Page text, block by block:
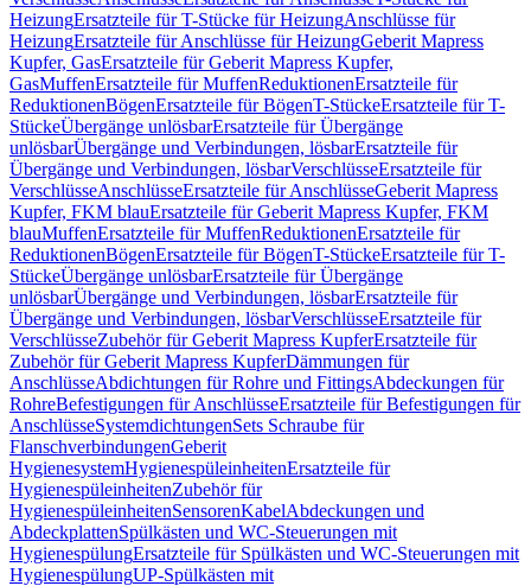
HeizungErsatzteile für T-Stücke für HeizungAnschlüsse für
HeizungErsatzteile für Anschlüsse für HeizungGeberit Mapress
Kupfer, GasErsatzteile für Geberit Mapress Kupfer,
GasMuffenErsatzteile für MuffenReduktionenErsatzteile für
ReduktionenBögenErsatzteile für BögenT-StückeErsatzteile für T-
StückeÜbergänge unlösbarErsatzteile für Übergänge
unlösbarÜbergänge und Verbindungen, lösbarErsatzteile für
Übergänge und Verbindungen, lösbarVerschlüsseErsatzteile für
VerschlüsseAnschlüsseErsatzteile für AnschlüsseGeberit Mapress
Kupfer, FKM blauErsatzteile für Geberit Mapress Kupfer, FKM
blauMuffenErsatzteile für MuffenReduktionenErsatzteile für
ReduktionenBögenErsatzteile für BögenT-StückeErsatzteile für T-
StückeÜbergänge unlösbarErsatzteile für Übergänge
unlösbarÜbergänge und Verbindungen, lösbarErsatzteile für
Übergänge und Verbindungen, lösbarVerschlüsseErsatzteile für
VerschlüsseZubehör für Geberit Mapress KupferErsatzteile für
Zubehör für Geberit Mapress KupferDämmungen für
AnschlüsseAbdichtungen für Rohre und FittingsAbdeckungen für
RohreBefestigungen für AnschlüsseErsatzteile für Befestigungen für
AnschlüsseSystemdichtungenSets Schraube für
FlanschverbindungenGeberit
HygienesystemHygienespüleinheitenErsatzteile für
HygienespüleinheitenZubehör für
HygienespüleinheitenSensorenKabelAbdeckungen und
AbdeckplattenSpülkästen und WC-Steuerungen mit
HygienespülungErsatzteile für Spülkästen und WC-Steuerungen mit
HygienespülungUP-Spülkästen mit